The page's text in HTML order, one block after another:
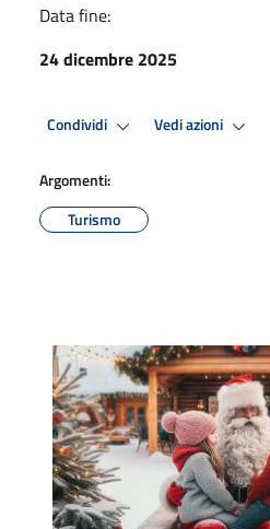
Data fine:
24 dicembre 2025
Condividi Vedi azioni
Argomenti:
Turismo